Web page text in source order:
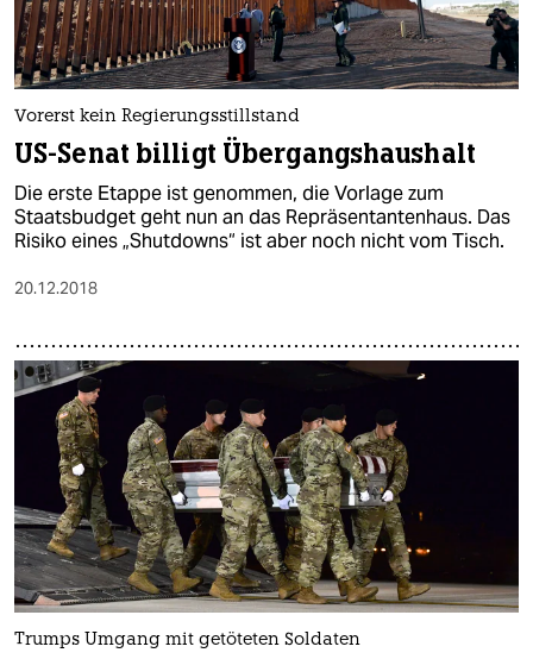
Vorerst kein Regierungsstillstand
US-Senat billigt Übergangshaushalt
Die erste Etappe ist genommen, die Vorlage zum
Staatsbudget geht nun an das Repräsentantenhaus. Das
Risiko eines „Shutdowns“ ist aber noch nicht vom Tisch.
20.12.2018
Trumps Umgang mit getöteten Soldaten